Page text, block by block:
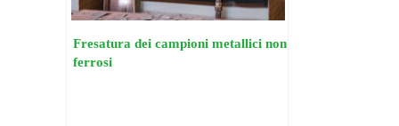
Fresatura dei campioni metallici non
ferrosi